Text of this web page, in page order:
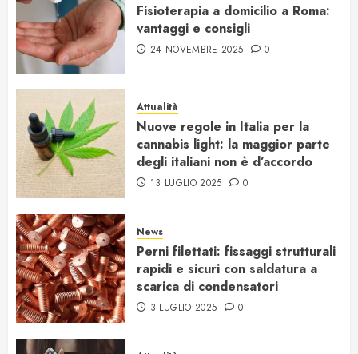
Fisioterapia a domicilio a Roma:
vantaggi e consigli
24 NOVEMBRE 2025 0
Attualità
Nuove regole in Italia per la
cannabis light: la maggior parte
degli italiani non è d’accordo
13 LUGLIO 2025 0
News
Perni filettati: fissaggi strutturali
rapidi e sicuri con saldatura a
scarica di condensatori
3 LUGLIO 2025 0